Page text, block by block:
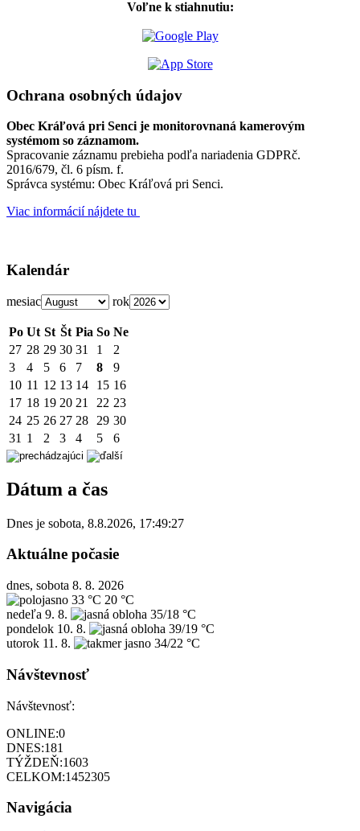
Voľne k stiahnutiu:
Ochrana osobných údajov
Obec Kráľová pri Senci je monitorovnaná kamerovým
systémom so záznamom.
Spracovanie záznamu prebieha podľa nariadenia GDPRč.
2016/679, čl. 6 písm. f.
Správca systému: Obec Kráľová pri Senci.
Viac informácií nájdete tu
Kalendár
mesiac rok
Po Ut St Št Pia So Ne
27 28 29 30 31 1
2
3
4 5 6 7 8
9
10 11 12 13 14 15 16
17 18 19 20 21 22 23
24 25 26 27 28 29 30
31 1 2 3 4 5 6
Dátum a čas
Dnes je sobota, 8.8.2026, 17:49:27
Aktuálne počasie
dnes, sobota 8. 8. 2026
33 °C 20 °C
nedeľa 9. 8.
35/18 °C
pondelok 10. 8.
39/19 °C
utorok 11. 8. 34/22 °C
Návštevnosť
Návštevnosť:
ONLINE:0
DNES:181
TÝŽDEŇ:1603
CELKOM:1452305
Navigácia